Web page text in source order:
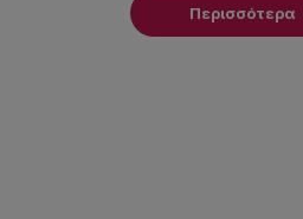
Περισσότερα